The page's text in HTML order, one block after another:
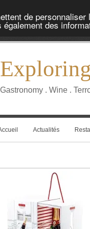
de
des
Gastronomy . Wine .
Actualités